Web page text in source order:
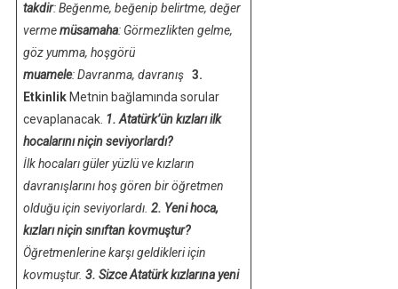
takdir: Beğenme, beğenip belirtme, değer
vermemüsamaha: Görmezlikten gelme,
göz yumma, hoşgörü
muamele: Davranma, davranış 3.
Etkinlik Metnin bağlamında sorular
cevaplanacak. 1. Atatürk’ün kızları ilk
hocalarını niçin seviyorlardı?
İlk hocaları güler yüzlü ve kızların
davranışlarını hoş gören bir öğretmen
olduğu için seviyorlardı. 2. Yeni hoca,
kızları niçin sınıftan kovmuştur?
Öğretmenlerine karşı geldikleri için
kovmuştur. 3. Sizce Atatürk kızlarına yeni